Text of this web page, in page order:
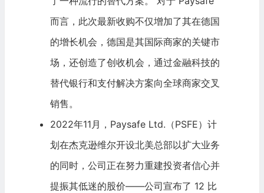
而言，此次最新收购不仅增加了其在德国
的增长机会，德国是其国际商家的关键市
场，还创造了创收机会，通过金融科技的
替代银行和支付解决方案向全球商家交叉
销售。
2022年11月，Paysafe Ltd.（PSFE）计
划在杰克逊维尔开设北美总部以扩大业务
的同时，公司正在努力重建投资者信心并
提振其低迷的股价——公司宣布了 12 比